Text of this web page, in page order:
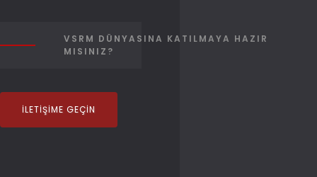
VSRM DÜNYASINA KATILMAYA HAZIR
MISINIZ?
İLETIŞIME GEÇIN